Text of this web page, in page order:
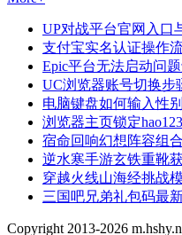
UP对战平台官网入口
支付宝实名认证操作
Epic平台无法启动问
UC浏览器账号切换步
电脑键盘如何输入性
浏览器主页锁定
宿命回响幻想阵容组
逆水寒手游玄铁重靴
穿越火线山海经挑战
三国吧兄弟礼包码最
Copyright 2013-2026